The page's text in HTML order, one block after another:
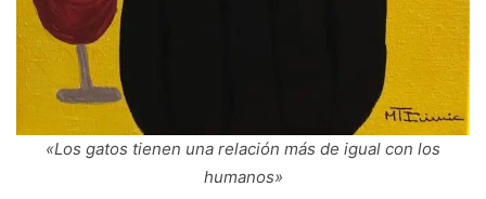
«Los gatos tienen una relación más de igual con los
humanos»